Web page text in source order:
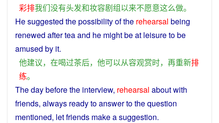
彩排我们没有头发和妆容剧组以来不愿意这么做。
Hesuggested the possibility of the rehearsal being
renewed afterteaand he mightbeat leisuretobe
amused by it.
他建议， 在喝过茶后， 他可以从容观赏时， 再重新排
练。
Theday before the interview, rehearsal aboutwith
friends, always readytoanswerto thequestion
mentioned, letfriends makeasuggestion.